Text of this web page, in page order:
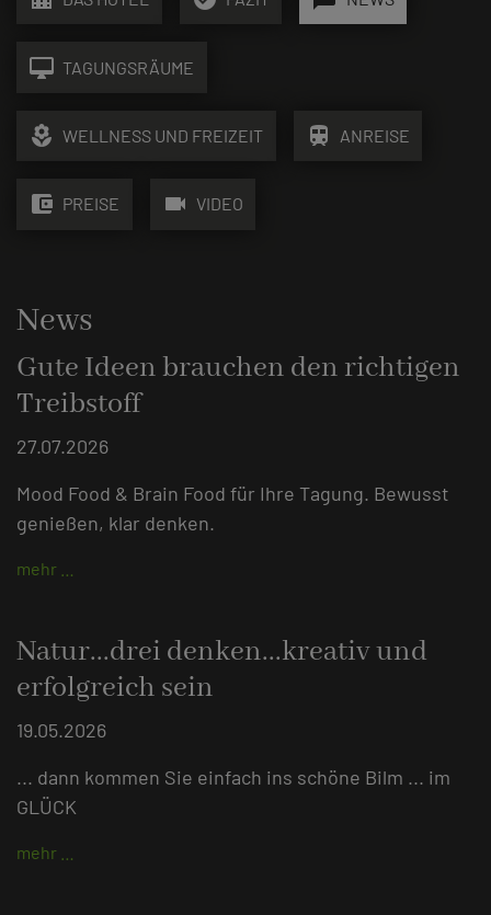
desktop_mac TAGUNGSRÄUME
local_florist WELLNESS UND FREIZEIT train ANREISE
account_balance_wallet PREISE videocam VIDEO
News
Gute Ideen brauchen den richtigen
Treibstoff
27.07.2026
Mood Food & Brain Food für Ihre Tagung. Bewusst
genießen, klar denken.
mehr …
Natur...drei denken...kreativ und
erfolgreich sein
19.05.2026
... dann kommen Sie einfach ins schöne Bilm ... im
GLÜCK
mehr …